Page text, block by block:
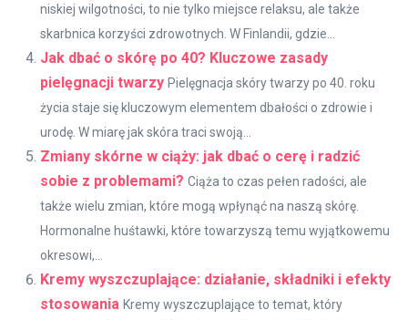
niskiej wilgotności, to nie tylko miejsce relaksu, ale także
skarbnica korzyści zdrowotnych. W Finlandii, gdzie...
Jak dbać o skórę po 40? Kluczowe zasady
pielęgnacji twarzy Pielęgnacja skóry twarzy po 40. roku
życia staje się kluczowym elementem dbałości o zdrowie i
urodę. W miarę jak skóra traci swoją...
Zmiany skórne w ciąży: jak dbać o cerę i radzić
sobie z problemami? Ciąża to czas pełen radości, ale
także wielu zmian, które mogą wpłynąć na naszą skórę.
Hormonalne huśtawki, które towarzyszą temu wyjątkowemu
okresowi,...
Kremy wyszczuplające: działanie, składniki i efekty
stosowania Kremy wyszczuplające to temat, który